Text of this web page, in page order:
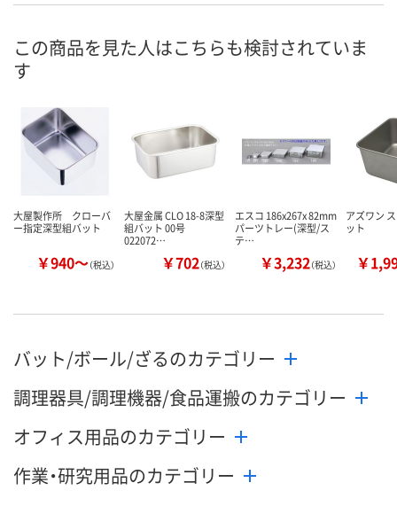
カ
この商品を見た人はこちらも検討されていま
す
大屋製作所 クローバ
ー指定深型組バット
￥940～（税込）
大屋金属 CLO 18-8深型
組バット 00号
022072…
￥702（税込）
エスコ 186x267x 82mm
パーツトレー(深型/ス
テ…
￥3,232（税込）
アズワン
ット
￥
バット/ボール/ざるのカテゴリー
調理器具/調理機器/食品運搬のカテゴリー
オフィス用品のカテゴリー
作業・研究用品のカテゴリー